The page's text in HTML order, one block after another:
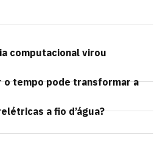
computacional virou
o tempo pode transformar a
a fio d’água?